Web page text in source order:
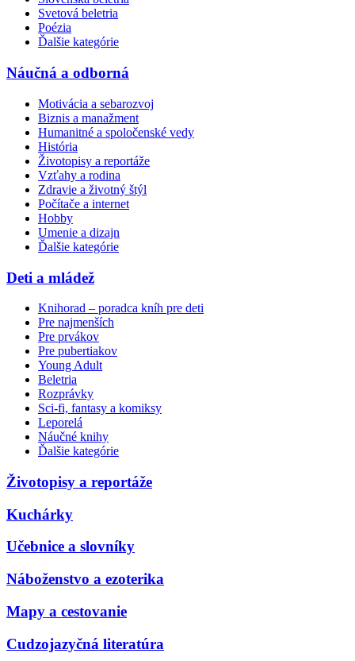
Svetová beletria
Poézia
Ďalšie kategórie
Náučná a odborná
Motivácia a sebarozvoj
Biznis a manažment
Humanitné a spoločenské vedy
História
Životopisy a reportáže
Vzťahy a rodina
Zdravie a životný štýl
Počítače a internet
Hobby
Umenie a dizajn
Ďalšie kategórie
Deti a mládež
Knihorad – poradca kníh pre deti
Pre najmenších
Pre prvákov
Pre pubertiakov
Young Adult
Beletria
Rozprávky
Sci-fi, fantasy a komiksy
Leporelá
Náučné knihy
Ďalšie kategórie
Životopisy a reportáže
Kuchárky
Učebnice a slovníky
Náboženstvo a ezoterika
Mapy a cestovanie
Cudzojazyčná literatúra